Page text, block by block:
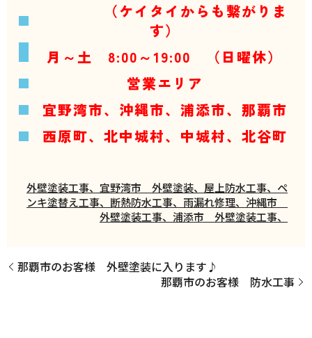
（ケイタイからも繋がりま
す）
月～土 8:00～19:00 （日曜休）
営業エリア
宜野湾市、沖縄市、浦添市、那覇市
西原町、北中城村、中城村、北谷町
外壁塗装工事、宜野湾市 外壁塗装、屋上防水工事、ペ
ンキ塗替え工事、断熱防水工事、雨漏れ修理、沖縄市
外壁塗装工事、浦添市 外壁塗装工事、
那覇市のお客様 外壁塗装に入ります♪
那覇市のお客様 防水工事